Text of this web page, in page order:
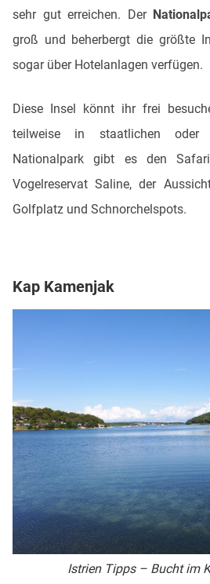
sehr gut erreichen. Der
groß und beherbergt die größte
sogar über Hotelanlagen verfügen.
Diese Insel könnt ihr frei
teilweise in staatlichen oder
Nationalpark gibt es den
Vogelreservat Saline, der
Golfplatz und Schnorchelspots.
Kap Kamenjak
Istrien Tipps – Bucht im